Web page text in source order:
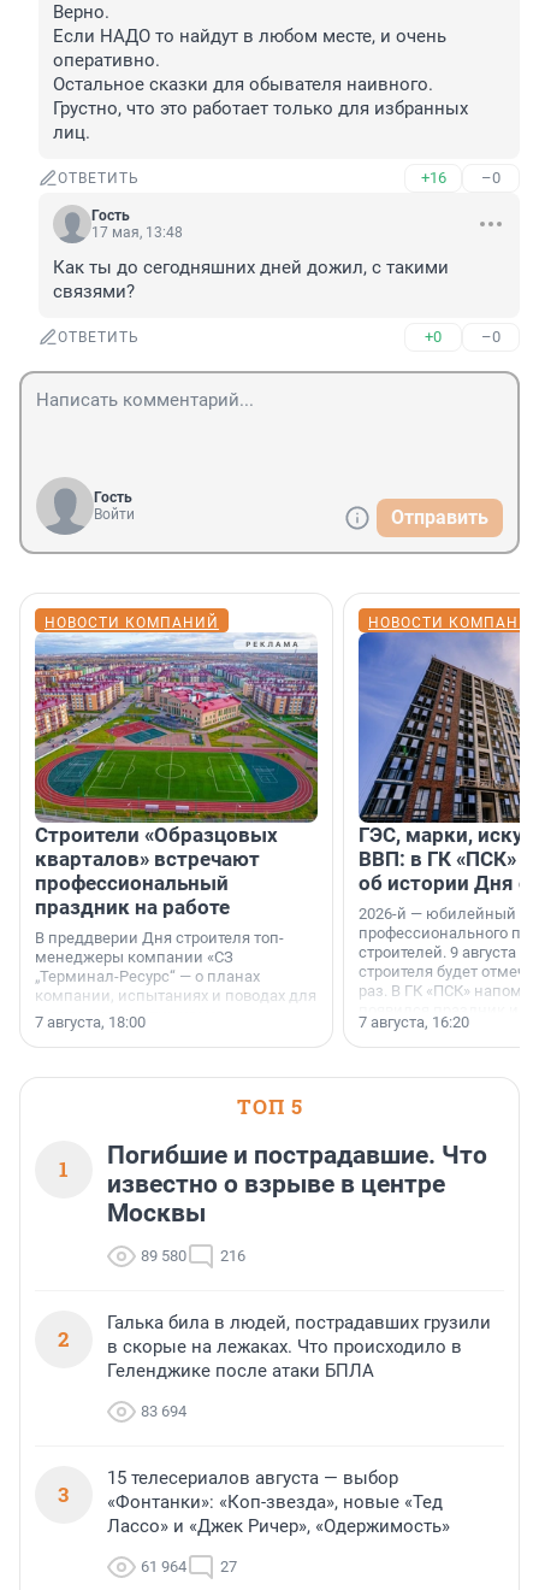
Верно.
Если НАДО то найдут в любом месте, и очень
оперативно.
Остальное сказки для обывателя наивного.
Грустно, что это работает только для избранных
лиц.
ОТВЕТИТЬ +16 –0
Гость
17 мая, 13:48
Как ты до сегодняшних дней дожил, с такими
связями?
ОТВЕТИТЬ +0 –0
Гость
Войти
Отправить
НОВОСТИ КОМПАНИЙ
Строители «Образцовых
кварталов» встречают
профессиональный
праздник на работе
В преддверии Дня строителя топ-
менеджеры компании «СЗ
„Терминал-Ресурс“ — о планах
компании, испытаниях и поводах для
осторожного оптимизма.
7 августа, 18:00
НОВОСТИ
ГЭС, марки,
ВВП: в ГК «ПСК»
об истории Дня
2026-й — юбилейный
профессионального
строителей. 9 августа
строителя будет
раз. В ГК «ПСК»
поменялась роль
7 августа, 16:20
ТОП 5
1
Погибшие и пострадавшие. Что
известно о взрыве в центре
Москвы
89 580 216
2
Галька била в людей, пострадавших грузили
в скорые на лежаках. Что происходило в
Геленджике после атаки БПЛА
83 694
3
15 телесериалов августа — выбор
«Фонтанки»: «Коп-звезда», новые «Тед
Лассо» и «Джек Ричер», «Одержимость»
61 964 27